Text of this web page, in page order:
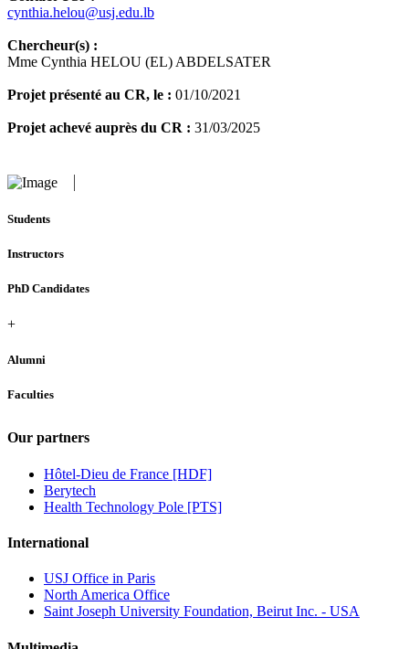
cynthia.helou@usj.edu.lb
Chercheur(s) :
Mme Cynthia HELOU (EL) ABDELSATER
Projet présenté au CR, le : 01/10/2021
Projet achevé auprès du CR : 31/03/2025
Students
Instructors
PhD Candidates
+
Alumni
Faculties
Our partners
Hôtel-Dieu de France [HDF]
Berytech
Health Technology Pole [PTS]
International
USJ Office in Paris
North America Office
Saint Joseph University Foundation, Beirut Inc. - USA